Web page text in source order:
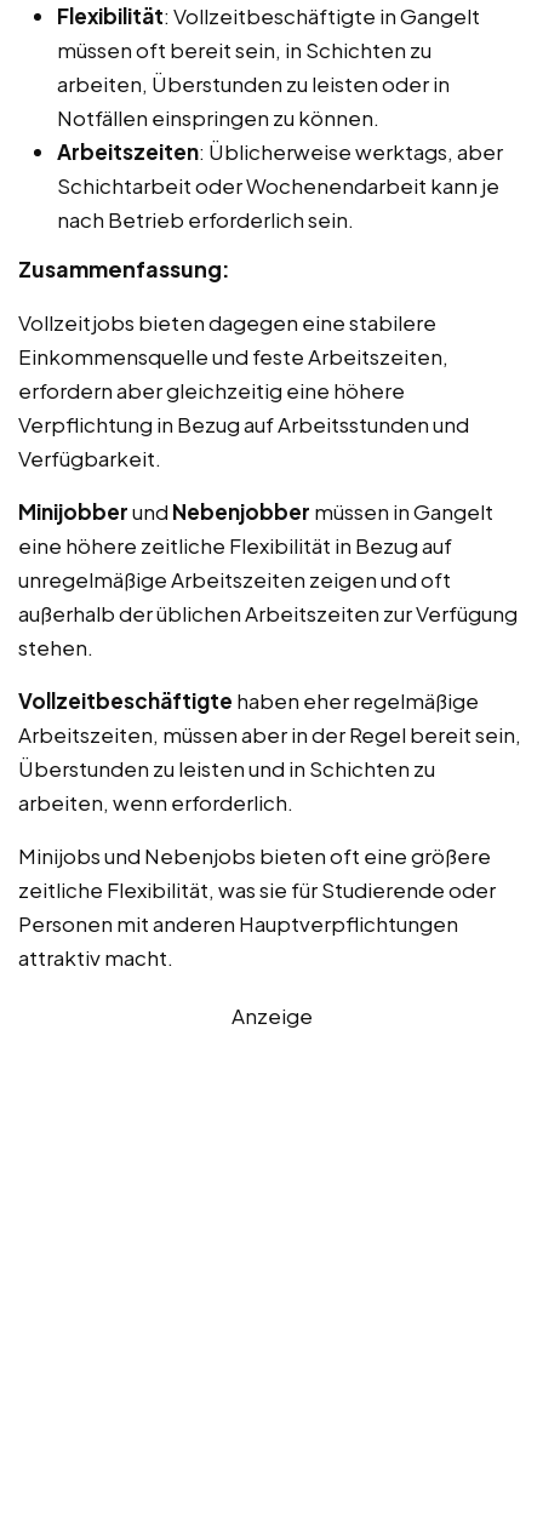
Flexibilität: Vollzeitbeschäftigte in Gangelt
müssen oft bereit sein, in Schichten zu
arbeiten, Überstunden zu leisten oder in
Notfällen einspringen zu können.
Arbeitszeiten: Üblicherweise werktags, aber
Schichtarbeit oder Wochenendarbeit kann je
nach Betrieb erforderlich sein.
Zusammenfassung:
Vollzeitjobs bieten dagegen eine stabilere
Einkommensquelle und feste Arbeitszeiten,
erfordern aber gleichzeitig eine höhere
Verpflichtung in Bezug auf Arbeitsstunden und
Verfügbarkeit.
Minijobberund Nebenjobber müssen in Gangelt
eine höhere zeitliche Flexibilität in Bezug auf
unregelmäßige Arbeitszeiten zeigen und oft
außerhalb der üblichen Arbeitszeiten zur Verfügung
stehen.
Vollzeitbeschäftigte haben eher regelmäßige
Arbeitszeiten, müssen aber in der Regel bereit sein,
Überstunden zu leisten und in Schichten zu
arbeiten, wenn erforderlich.
Minijobs und Nebenjobs bieten oft eine größere
zeitliche Flexibilität, was sie für Studierende oder
Personen mit anderen Hauptverpflichtungen
attraktiv macht.
Anzeige